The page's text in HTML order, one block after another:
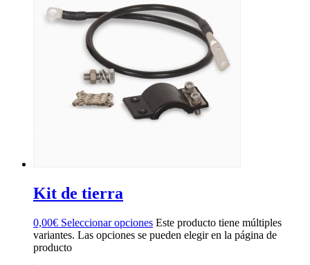
Kit de tierra
0,00€ Seleccionar opciones Este producto tiene múltiples
variantes. Las opciones se pueden elegir en la página de
producto